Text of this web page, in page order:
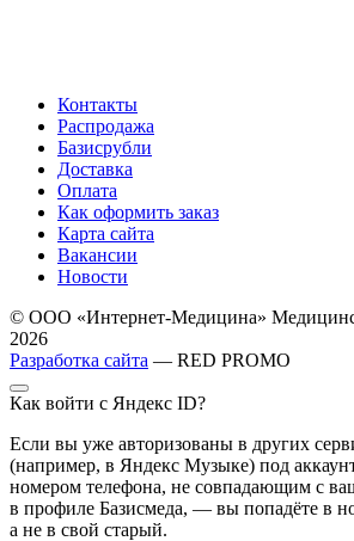
Контакты
Распродажа
Базисрубли
Доставка
Оплата
Как оформить заказ
Карта сайта
Вакансии
Новости
© ООО «Интернет-Медицина»
2026
Разработка сайта — RED PROMO
Как войти с Яндекс ID?
Если вы уже авторизованы в других
(например, в Яндекс Музыке) под
номером телефона, не совпадающим с
в профиле Базисмеда, — вы попадёте в
а не в свой старый.